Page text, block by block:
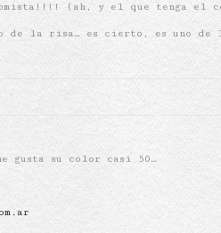
(ah, y el que tenga el
de la risa… es cierto, es uno
gusta su color casi 50…